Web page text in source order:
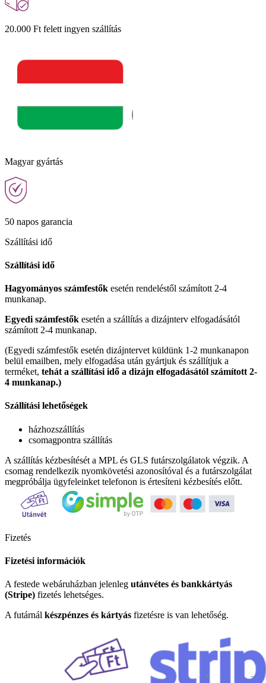
20.000 Ft felett ingyen szállítás
Magyar gyártás
50 napos garancia
Szállítási idő
Szállítási idő
Hagyományos számfestők esetén rendeléstől számított 2-4
munkanap.
Egyedi számfestők esetén a szállítás a dizájnterv elfogadásától
számított 2-4 munkanap.
(Egyedi számfestők esetén dizájntervet küldünk 1-2 munkanapon
belül emailben, mely elfogadása után gyártjuk és szállítjuk a
terméket, tehát a szállítási idő a dizájn elfogadásától számított 2-
4 munkanap.)
Szállítási lehetőségek
házhozszállítás
csomagpontra szállítás
A szállítás kézbesítését a MPL és GLS futárszolgálatok végzik. A
csomag rendelkezik nyomkövetési azonosítóval és a futárszolgálat
megpróbálja ügyfeleinket telefonon is értesíteni kézbesítés előtt.
Fizetés
Fizetési információk
A festede webáruházban jelenleg utánvétes és bankkártyás
(Stripe) fizetés lehetséges.
A futárnál készpénzes és kártyás fizetésre is van lehetőség.